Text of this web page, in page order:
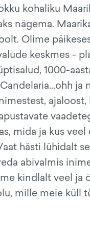
kohaliku
nägema.
Olime
keskmes -
1000-
ja
mida ja kus
hästi lühidalt
abivalmis
kindlalt veel ja
mille meie küll